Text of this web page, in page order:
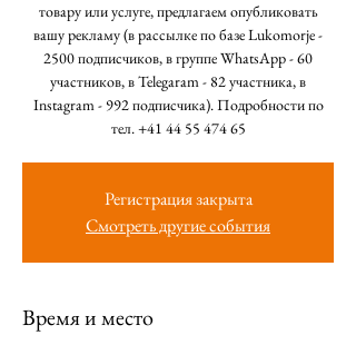
товару или услуге, предлагаем опубликовать
вашу рекламу (в рассылке по базе Lukomorje -
2500 подписчиков, в группe WhatsApp - 60
участников, в Telegaram - 82 участника, в
Instagram - 992 подписчика). Подробности по
тел. +41 44 55 474 65
Регистрация закрыта
Смотреть другие события
Время и место